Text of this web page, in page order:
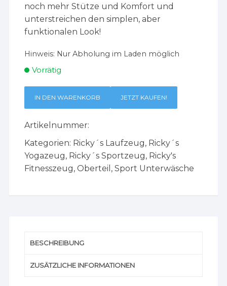
noch mehr Stütze und Komfort und
unterstreichen den simplen, aber
funktionalen Look!
Hinweis: Nur Abholung im Laden möglich
Vorrätig
IN DEN WARENKORB JETZT KAUFEN!
Artikelnummer:
Kategorien: Ricky´s Laufzeug, Ricky´s
Yogazeug, Ricky´s Sportzeug, Ricky's
Fitnesszeug,Oberteil ,Sport Unterwäsche
BESCHREIBUNG
ZUSÄTZLICHE INFORMATIONEN